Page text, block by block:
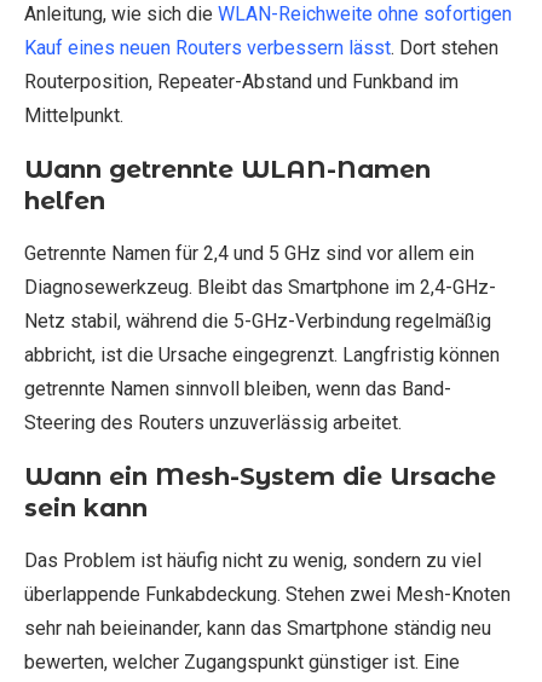
Anleitung, wie sich die WLAN-Reichweite ohne sofortigen
Kauf eines neuen Routers verbessern lässt. Dort stehen
Routerposition, Repeater-Abstand und Funkband im
Mittelpunkt.
Wann getrennte WLAN-Namen
helfen
Getrennte Namen für 2,4 und 5 GHz sind vor allem ein
Diagnosewerkzeug. Bleibt das Smartphone im 2,4-GHz-
Netz stabil, während die 5-GHz-Verbindung regelmäßig
abbricht, ist die Ursache eingegrenzt. Langfristig können
getrennte Namen sinnvoll bleiben, wenn das Band-
Steering des Routers unzuverlässig arbeitet.
Wann ein Mesh-System die Ursache
sein kann
Das Problem ist häufig nicht zu wenig, sondern zu viel
überlappende Funkabdeckung. Stehen zwei Mesh-Knoten
sehr nah beieinander, kann das Smartphone ständig neu
bewerten, welcher Zugangspunkt günstiger ist. Eine